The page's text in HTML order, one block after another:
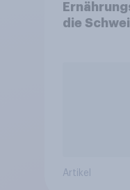
die
Artikel